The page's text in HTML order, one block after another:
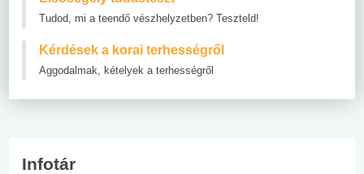
Tudod, mi a teendő vészhelyzetben? Teszteld!
Kérdések a korai terhességről
Aggodalmak, kételyek a terhességről
Infotár